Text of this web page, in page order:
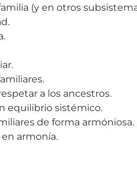
(y en otros
a los ancestros.
equilibrio sistémico.
de forma armóniosa.
armonía.